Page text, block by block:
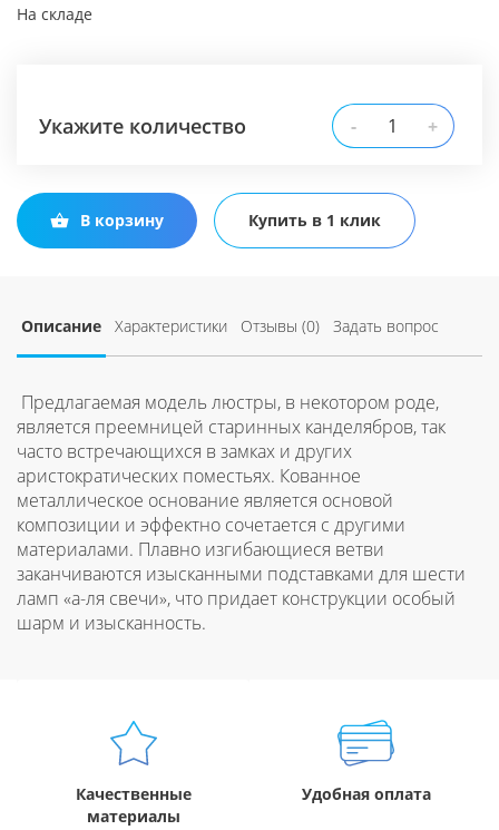
На складе
Укажите количество - +
В корзину Купить в 1 клик
Описание Характеристики Отзывы (0) Задать вопрос
Предлагаемая модель люстры, в некотором роде,
является преемницей старинных канделябров, так
часто встречающихся в замках и других
аристократических поместьях. Кованное
металлическое основание является основой
композиции и эффектно сочетается с другими
материалами. Плавно изгибающиеся ветви
заканчиваются изысканными подставками для шести
ламп «а-ля свечи», что придает конструкции особый
шарм и изысканность.
Качественные
материалы
Удобная оплата